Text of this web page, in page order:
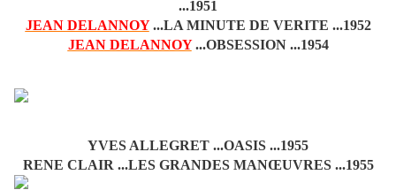
...1951
JEAN DELANNOY...LA MINUTE DE VERITE ...1952
JEAN DELANNOY...OBSESSION ...1954
YVES ALLEGRET ...OASIS ...1955
RENE CLAIR ...LES GRANDES MANŒUVRES ...1955